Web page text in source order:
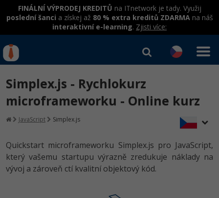
FINÁLNÍ VÝPRODEJ KREDITŮ na ITnetwork je tady. Využij
poslední šanci a získej až 80 % extra kreditů ZDARMAna náš
interaktivní e-learning. Zjisti více:
Rekvalifikace a kurzy
hrazené úřadem práce
Workshopy zdarma
Umělá inteligence v praxi
Datová analýza v praxi
Školení
Základy programování
Školení dle technologií
IT e-learning
Kurzy IT profesí
Programátor WWW aplikací
Kurzy programování
Jak začít?
Přihlásit se|Registrovat
Simplex.js - Rychlokurz
microframeworku - Online kurz
JavaScript Simplex.js
Quickstart microframeworku Simplex.js pro JavaScript,
který vašemu startupu výrazně zredukuje náklady na
vývoj a zároveň ctí kvalitní objektový kód.